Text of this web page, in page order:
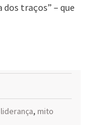
traços” – que
liderança, mito